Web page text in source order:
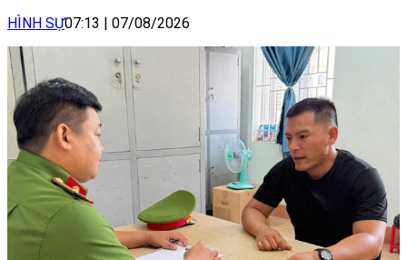
HÌNH SỰ07:13 07/08/2026